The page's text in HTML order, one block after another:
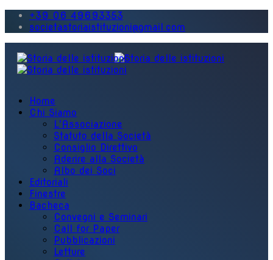
+39 06 49693353
societastoriaistituzioni@gmail.com
Home
Chi Siamo
L'Associazione
Statuto della Società
Consiglio Direttivo
Aderire alla Società
Albo dei Soci
Editoriali
Finestre
Bacheca
Convegni e Seminari
Call for Paper
Pubblicazioni
Letture